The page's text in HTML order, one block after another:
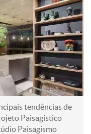
tendências de
Paisagístico
Paisagismo